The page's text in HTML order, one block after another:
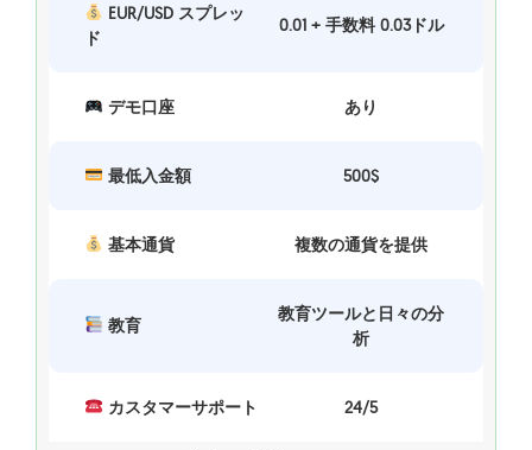
EUR/USD スプレッ
ド
0.01 + 手数料 0.03ドル
デモ口座 あり
最低入金額 500$
基本通貨 複数の通貨を提供
教育
教育ツールと日々の分
析
カスタマーサポート 24/5